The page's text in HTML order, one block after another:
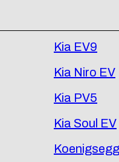
Kia EV9
Kia Niro EV
Kia PV5
Kia Soul EV
Koenigsegg